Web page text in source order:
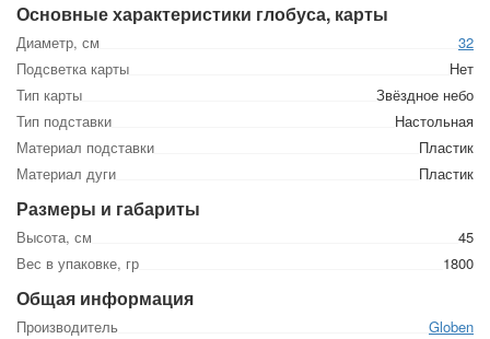
Основные характеристики глобуса, карты
Диаметр, см
32
Подсветка карты
Нет
Тип карты
Звёздное небо
Тип подставки
Настольная
Материал подставки
Пластик
Материал дуги
Пластик
Размеры и габариты
Высота, см
45
Вес в упаковке, гр
1800
Общая информация
Производитель
Globen